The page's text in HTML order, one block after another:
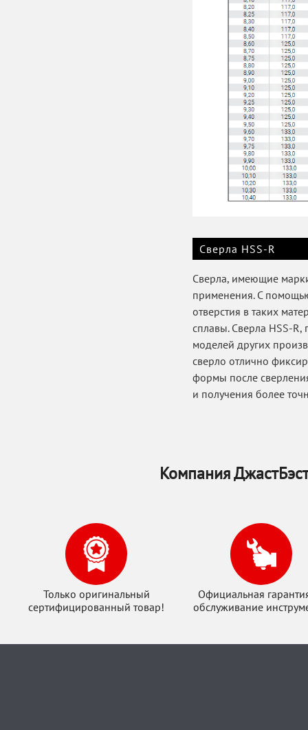
Сверла HSS-R
Сверла, имеющие
применения. С
отверстия в таких
сплавы. Сверла HSS-
моделей других
сверло отлично
формы после
и получения более
Компания
Только оригинальный
сертифицированный товар!
Официальная
обслуживание